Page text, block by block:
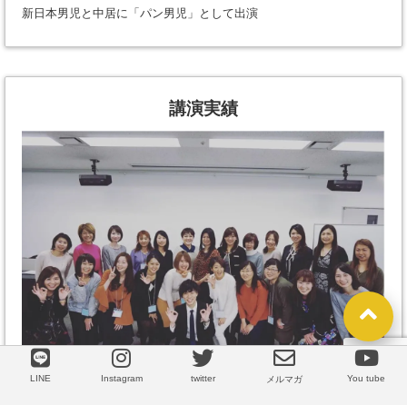
LINE
新日本男児と中居に「パン男児」として出演
講演実績
LINE Instagram twitter メルマガ You tube